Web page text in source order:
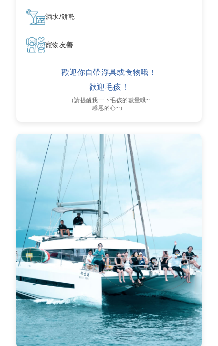
酒水/餅乾
寵物友善
歡迎你自帶浮具或食物哦！
歡迎毛孩！
（請提醒我一下毛孩的數量哦~
感恩的心~）